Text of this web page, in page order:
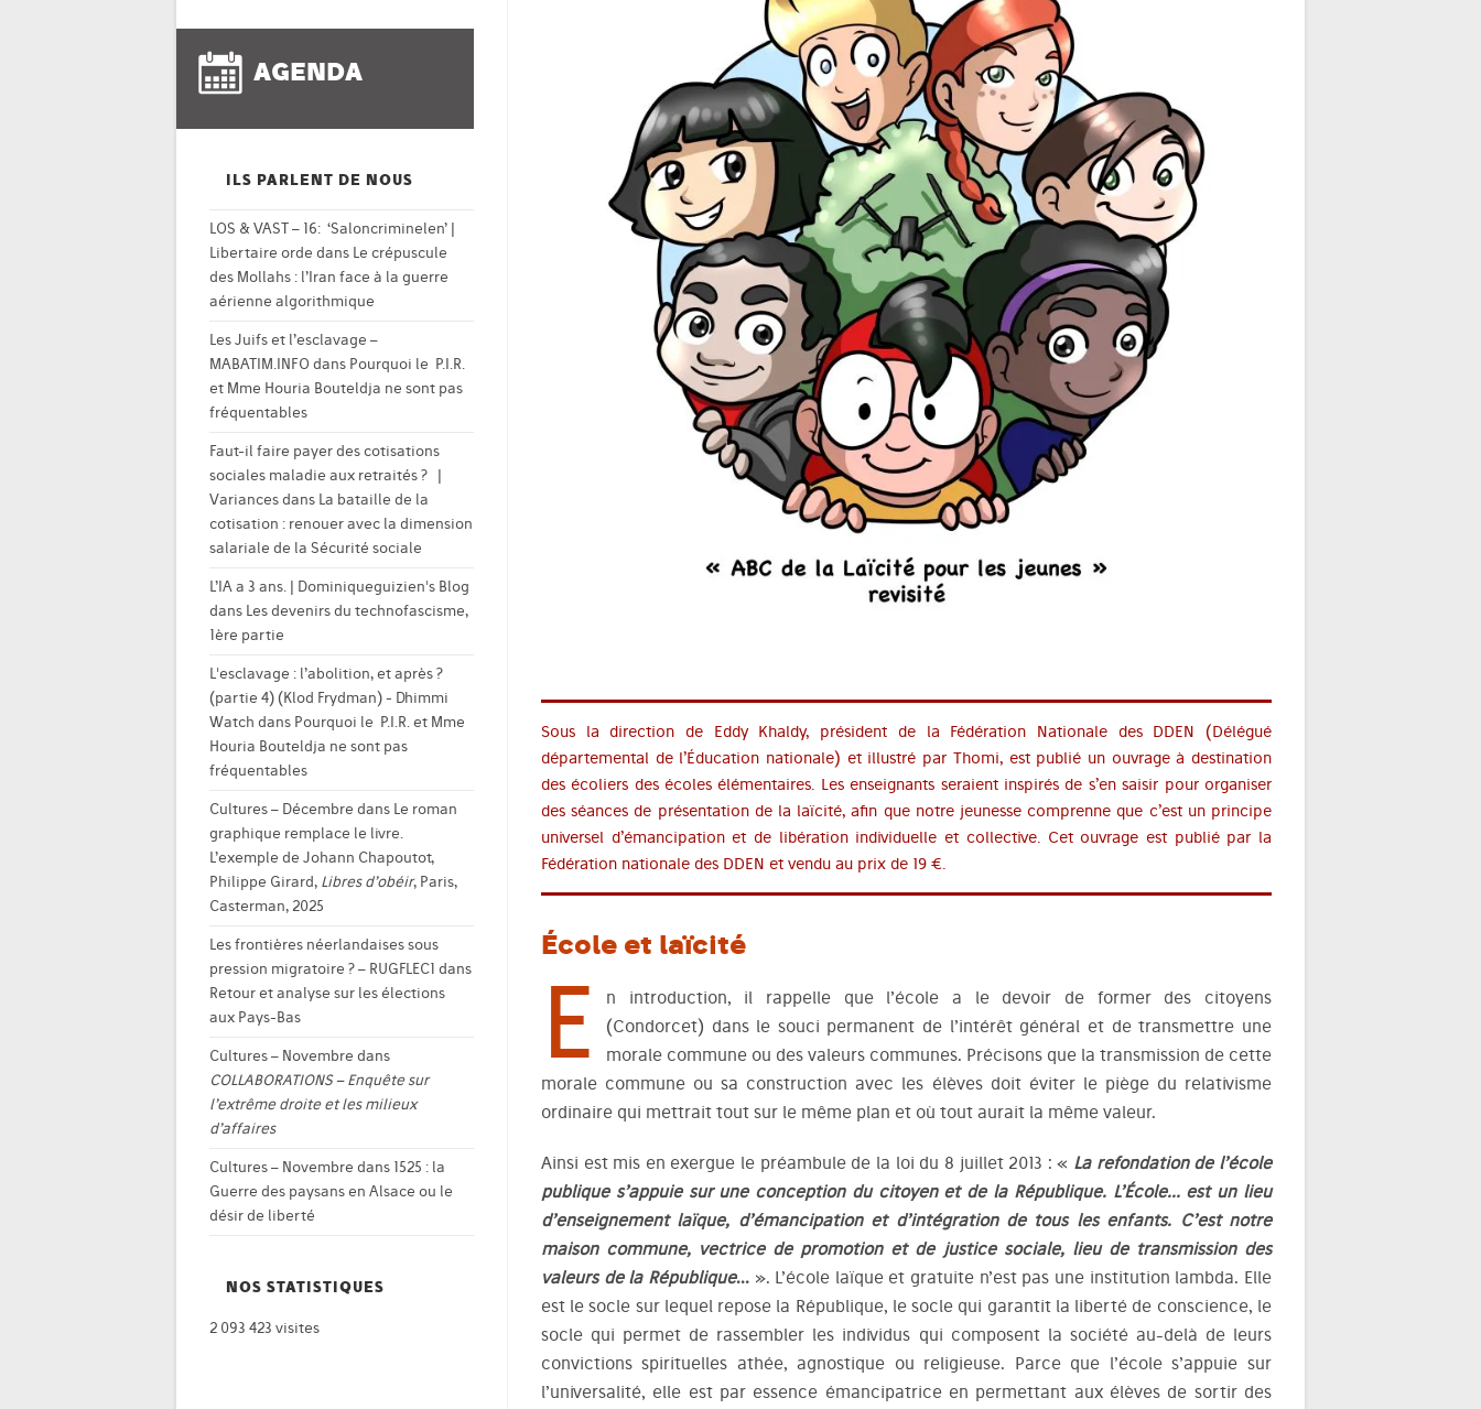
Sous la direction de Eddy Khaldy, président de la Fédération Nationale des DDEN (Délégué
départemental de l’Éducation nationale) et illustré par Thomi, est publié un ouvrage à destination
des écoliers des écoles élémentaires. Les enseignants seraient inspirés de s’en saisir pour organiser
des séances de présentation de la laïcité, afin que notre jeunesse comprenne que c’est un principe
universel d’émancipation et de libération individuelle et collective. Cet ouvrage est publié par la
Fédération nationale des DDEN et vendu au prix de 19 €.
École et laïcité
E
n introduction, il rappelle que l’école a le devoir de former des citoyens
(Condorcet) dans le souci permanent de l’intérêt général et de transmettre une
morale commune ou des valeurs communes. Précisons que la transmission de cette
morale commune ou sa construction avec les élèves doit éviter le piège du relativisme
ordinaire qui mettrait tout sur le même plan et où tout aurait la même valeur.
Ainsi est mis en exergue le préambule de la loi du 8 juillet 2013 : « La refondation de l’école
publique s’appuie sur une conception du citoyen et de la République. L’École… est un lieu
d’enseignement laïque, d’émancipation et d’intégration de tous les enfants. C’est notre
maison commune, vectrice de promotion et de justice sociale, lieu de transmission des
valeurs de la République…». L’école laïque et gratuite n’est pas une institution lambda. Elle
est le socle sur lequel repose la République, le socle qui garantit la liberté de conscience, le
socle qui permet de rassembler les individus qui composent la société au-delà de leurs
convictions spirituelles athée, agnostique ou religieuse. Parce que l’école s’appuie sur
l’universalité, elle est par essence émancipatrice en permettant aux élèves de sortir des
AGENDA
ILS PARLENT DE NOUS
LOS & VAST – 16: ‘Saloncriminelen’ |
Libertaire orde dans Le crépuscule
des Mollahs : l’Iran face à la guerre
aérienne algorithmique
Les Juifs et l’esclavage –
MABATIM.INFO dans Pourquoi le P.I.R.
et Mme Houria Bouteldja ne sont pas
fréquentables
Faut-il faire payer des cotisations
sociales maladie aux retraités ? |
Variancesdans La bataille de la
cotisation : renouer avec la dimension
salariale de la Sécurité sociale
L’IA a 3 ans. | Dominiqueguizien's Blog
dans Les devenirs du technofascisme,
1ère partie
L'esclavage : l’abolition, et après ?
(partie 4) (Klod Frydman) - Dhimmi
Watch dans Pourquoi le P.I.R. et Mme
Houria Bouteldja ne sont pas
fréquentables
Cultures – Décembre dans Le roman
graphique remplace le livre.
L’exemple de Johann Chapoutot,
Philippe Girard, Libres d’obéir, Paris,
Casterman, 2025
Les frontières néerlandaises sous
pression migratoire ? – RUGFLEC1 dans
Retour et analyse sur les élections
aux Pays-Bas
Cultures – Novembre dans
COLLABORATIONS – Enquête sur
l’extrême droite et les milieux
d’affaires
Cultures – Novembre dans 1525 : la
Guerre des paysans en Alsace ou le
désir de liberté
NOS STATISTIQUES
2 093 423 visites